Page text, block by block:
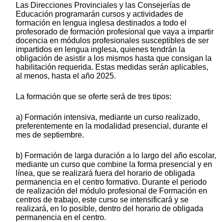
Las Direcciones Provinciales y las Consejerías de
Educación programarán cursos y actividades de
formación en lengua inglesa destinados a todo el
profesorado de formación profesional que vaya a impartir
docencia en módulos profesionales susceptibles de ser
impartidos en lengua inglesa, quienes tendrán la
obligación de asistir a los mismos hasta que consigan la
habilitación requerida. Estas medidas serán aplicables,
al menos, hasta el año 2025.
La formación que se oferte será de tres tipos:
a) Formación intensiva, mediante un curso realizado,
preferentemente en la modalidad presencial, durante el
mes de septiembre.
b) Formación de larga duración a lo largo del año escolar,
mediante un curso que combine la forma presencial y en
línea, que se realizará fuera del horario de obligada
permanencia en el centro formativo. Durante el periodo
de realización del módulo profesional de Formación en
centros de trabajo, este curso se intensificará y se
realizará, en lo posible, dentro del horario de obligada
permanencia en el centro.